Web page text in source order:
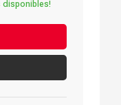
disponibles!